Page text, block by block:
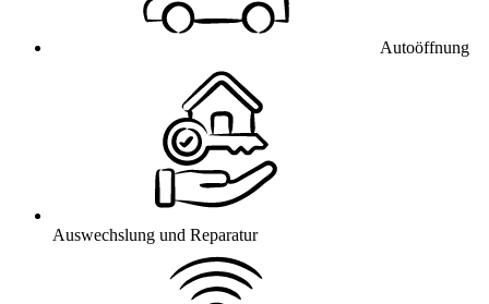
Autoöffnung
Auswechslung und Reparatur